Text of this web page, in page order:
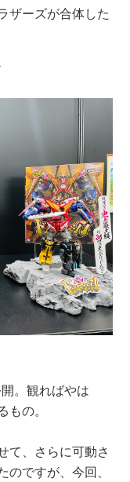
ザーズが合体した
。観ればやは
の。
て、さらに可動さ
ですが、今回、